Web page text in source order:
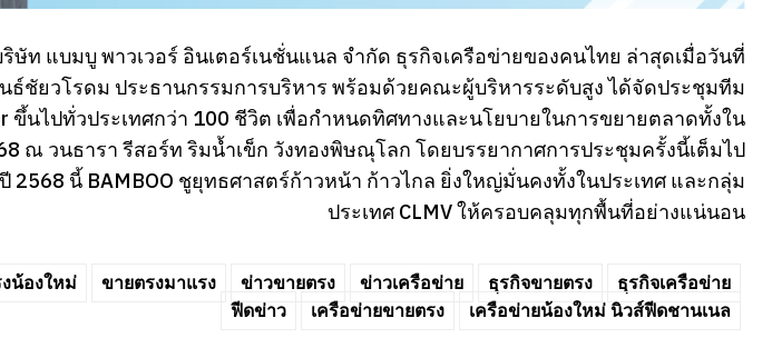
ท แบมบู พาวเวอร์ อินเตอร์เนชั่นแนล จำกัด ธุรกิจเครือข่ายของคนไทย ล่าสุดเมื่อวันที่
ชัยวโรดม ประธานกรรมการบริหาร พร้อมด้วยคณะผู้บริหารระดับสูง ได้จัดประชุมทีม
ขึ้นไปทั่วประเทศกว่า 100 ชีวิต เพื่อกำหนดทิศทางและนโยบายในการขยายตลาดทั้งใน
ณ วนธารา รีสอร์ท ริมน้ำเข็ก วังทองพิษณุโลก โดยบรรยากาศการประชุมครั้งนี้เต็มไป
2568 นี้ BAMBOO ชูยุทธศาสตร์ก้าวหน้า ก้าวไกล ยิ่งใหญ่มั่นคงทั้งในประเทศ และกลุ่ม
ประเทศ CLMV ให้ครอบคลุมทุกพื้นที่อย่างแน่นอน
น้องใหม่ ขายตรงมาแรง ข่าวขายตรง ข่าวเครือข่าย ธุรกิจขายตรง
ธุรกิจเครือข่าย
ฟีดข่าว
เครือข่ายขายตรง เครือข่ายน้องใหม่ นิวส์ฟีดชานเนล